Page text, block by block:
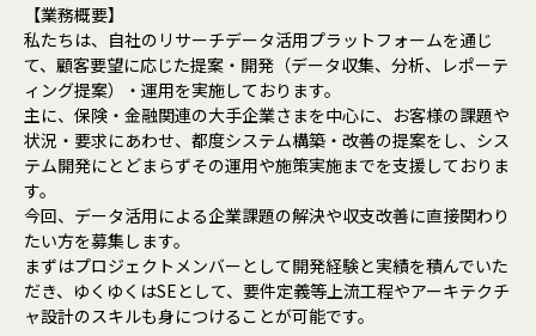
【業務概要】
私たちは、自社のリサーチデータ活用プラットフォームを通じ
て、顧客要望に応じた提案・開発（データ収集、分析、レポーテ
ィング提案）・運用を実施しております。
主に、保険・金融関連の大手企業さまを中心に、お客様の課題や
状況・要求にあわせ、都度システム構築・改善の提案をし、シス
テム開発にとどまらずその運用や施策実施までを支援しておりま
す。
今回、データ活用による企業課題の解決や収支改善に直接関わり
たい方を募集します。
まずはプロジェクトメンバーとして開発経験と実績を積んでいた
だき、ゆくゆくはSEとして、要件定義等上流工程やアーキテクチ
ャ設計のスキルも身につけることが可能です。